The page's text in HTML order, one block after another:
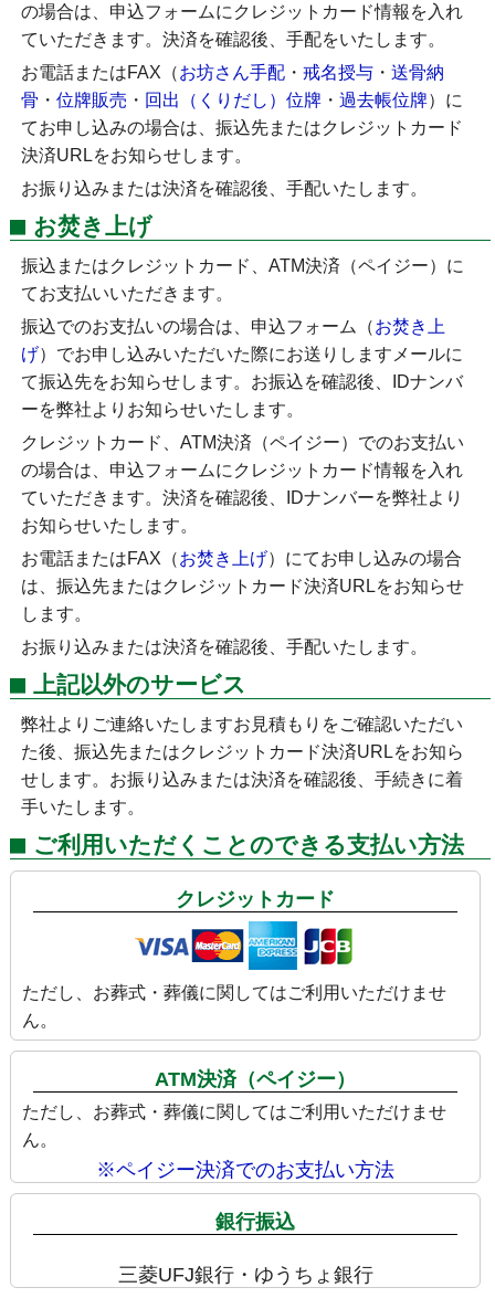
の場合は、申込フォームにクレジットカード情報を入れ
ていただきます。決済を確認後、手配をいたします。
お電話またはFAX（お坊さん手配 ・戒名授与 ・送骨納
骨 ・位牌販売 ・ 回出（くりだし）位牌 ・過去帳位牌）に
てお申し込みの場合は、振込先またはクレジットカード
決済URLをお知らせします。
お振り込みまたは決済を確認後、手配いたします。
お焚き上げ
振込またはクレジットカード、ATM決済（ペイジー）に
てお支払いいただきます。
振込でのお支払いの場合は、申込フォーム（お焚き上
げ）でお申し込みいただいた際にお送りしますメールに
て振込先をお知らせします。お振込を確認後、IDナンバ
ーを弊社よりお知らせいたします。
クレジットカード、ATM決済（ペイジー）でのお支払い
の場合は、申込フォームにクレジットカード情報を入れ
ていただきます。決済を確認後、IDナンバーを弊社より
お知らせいたします。
お電話またはFAX（お焚き上げ）にてお申し込みの場合
は、振込先またはクレジットカード決済URLをお知らせ
します。
お振り込みまたは決済を確認後、手配いたします。
上記以外のサービス
弊社よりご連絡いたしますお見積もりをご確認いただい
た後、振込先またはクレジットカード決済URLをお知ら
せします。お振り込みまたは決済を確認後、手続きに着
手いたします。
ご利用いただくことのできる支払い方法
クレジットカード
ただし、お葬式・葬儀に関してはご利用いただけませ
ん。
ATM決済（ペイジー）
ただし、お葬式・葬儀に関してはご利用いただけませ
ん。
※ペイジー決済でのお支払い方法
銀行振込
三菱UFJ銀行・ゆうちょ銀行